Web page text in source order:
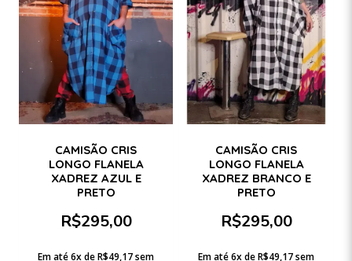
CAMISÃO CRIS
LONGO FLANELA
XADREZ AZUL E
PRETO
R$295,00
Em até 6x deR$49,17sem
CAMISÃO CRIS
LONGO FLANELA
XADREZ BRANCO E
PRETO
R$295,00
Em até 6x deR$49,17sem